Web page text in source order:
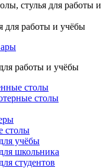
для работы и учёбы
работы и учёбы
столы
столы
столы
учёбы
школьника
студентов